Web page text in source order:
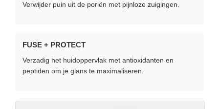
Verwijder puin uit de poriën met pijnloze zuigingen.
FUSE + PROTECT
Verzadig het huidoppervlak met antioxidanten en
peptiden om je glans te maximaliseren.